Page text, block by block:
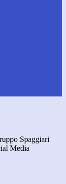
Spaggiari
Media